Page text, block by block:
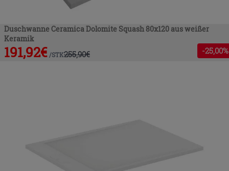
Duschwanne Ceramica Dolomite Squash 80x120 aus weißer
Keramik
191,92€ /STK255,90€ -25,00%